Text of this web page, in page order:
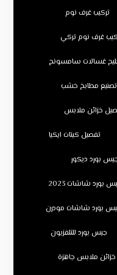
تركيب غرف نوم
غرف نوم تركي
غسالات سامسونج
تصنيع مطابخ خشب
خزائن ملابس
تفصيل كبتات ايكيا
بورد ديكور
بورد شاشات 2023
بورد شاشات مودرن
جبس بورد للتلفزيون
خزائن ملابس جاهزة